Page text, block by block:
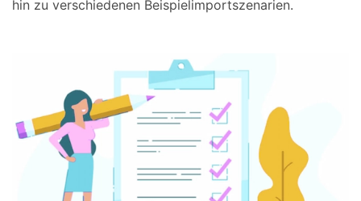
hin zu verschiedenen Beispielimportszenarien.